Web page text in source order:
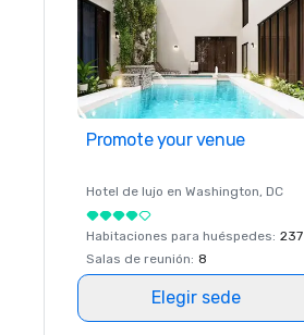
Promote your venue
Hotel de lujo en Washington, DC
Habitaciones para huéspedes: 237
Salas de reunión: 8
Elegir sede